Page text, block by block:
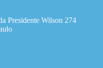
Presidente Wilson 274